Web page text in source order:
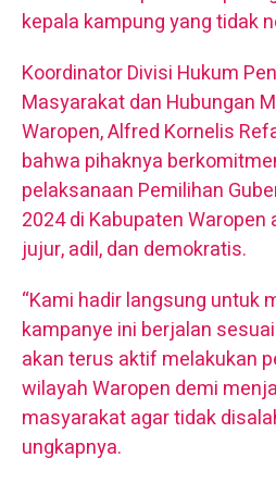
kepala kampung yang tidak
Koordinator Divisi Hukum
Masyarakat dan Hubungan
Waropen, Alfred Kornelis
bahwa pihaknya
pelaksanaan Pemilihan
2024 di Kabupaten Waropen
jujur, adil, dan demokratis.
“Kami hadir langsung untuk
kampanye ini berjalan
akan terus aktif melakukan
wilayah Waropen demi
masyarakat agar tidak
ungkapnya.